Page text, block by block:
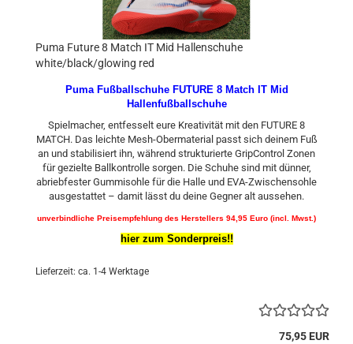
Puma Future 8 Match IT Mid Hallenschuhe
white/black/glowing red
Puma Fußballschuhe FUTURE 8 Match IT Mid
Hallenfußballschuhe
Spielmacher, entfesselt eure Kreativität mit den FUTURE 8
MATCH. Das leichte Mesh-Obermaterial passt sich deinem Fuß
an und stabilisiert ihn, während strukturierte GripControl Zonen
für gezielte Ballkontrolle sorgen. Die Schuhe sind mit dünner,
abriebfester Gummisohle für die Halle und EVA-Zwischensohle
ausgestattet – damit lässt du deine Gegner alt aussehen.
unverbindliche Preisempfehlung des Herstellers 94,95 Euro (incl. Mwst.)
hier zum Sonderpreis!!
Lieferzeit: ca. 1-4 Werktage
75,95 EUR